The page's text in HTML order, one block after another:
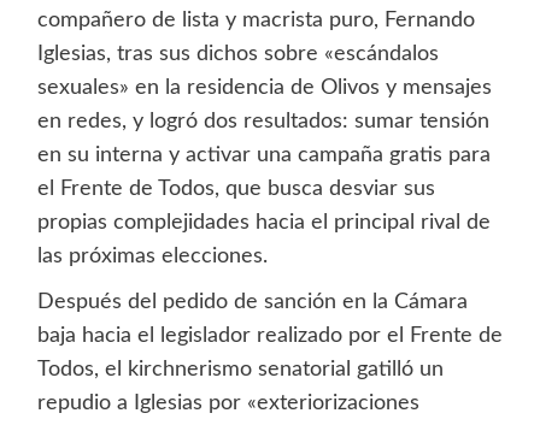
compañero de lista y macrista puro, Fernando
Iglesias, tras sus dichos sobre «escándalos
sexuales» en la residencia de Olivos y mensajes
en redes, y logró dos resultados: sumar tensión
en su interna y activar una campaña gratis para
el Frente de Todos, que busca desviar sus
propias complejidades hacia el principal rival de
las próximas elecciones.
Después del pedido de sanción en la Cámara
baja hacia el legislador realizado por el Frente de
Todos, el kirchnerismo senatorial gatilló un
repudio a Iglesias por «exteriorizaciones